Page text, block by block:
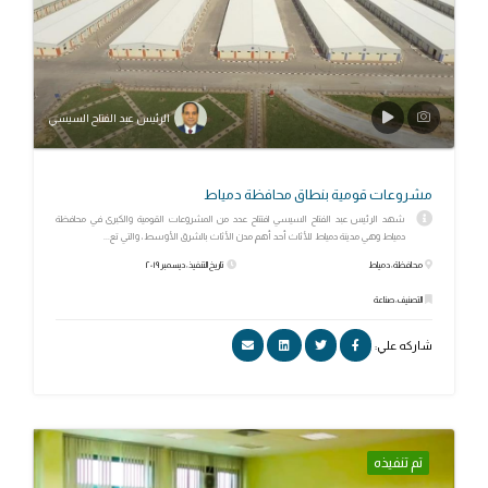
الرئيس عبد الفتاح السيسي
مشروعات قومية بنطاق محافظة دمياط
شهد الرئيس عبد الفتاح السيسي افتتاح عدد من المشروعات القومية والكبرى في محافظة
دمياط وهي مدينة دمياط للأثاث أحد أهم مدن الأثاث بالشرق الأوسط، والتي تع...
محافظة: دمياط
التصنيف: صناعة
تاريخ التنفيذ: ديسمبر ٢٠١٩
شاركه علي:
تم تنفيذه